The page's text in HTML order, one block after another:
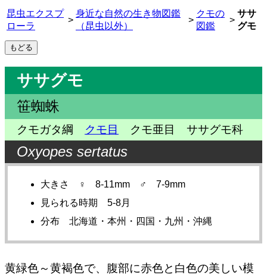
昆虫エクスプ
ローラ
>
身近な自然の生き物図鑑
（昆虫以外）
>
クモの
図鑑
>
ササ
グモ
ササグモ
笹蜘蛛
クモガタ綱 クモ目 クモ亜目 ササグモ科
Oxyopes sertatus
大きさ ♀ 8-11mm ♂ 7-9mm
見られる時期 5-8月
分布 北海道・本州・四国・九州・沖縄
黄緑色～黄褐色で、腹部に赤色と白色の美しい模